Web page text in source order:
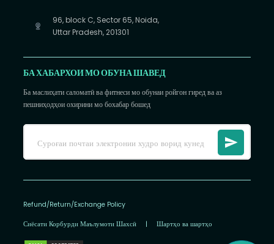
96, block C, Sector 65, Noida,
Uttar Pradesh, 201301
БА ХАБАРХОИ МО ОБУНА ШАВЕД
Ба маслиҳати саломатӣ ва фитнеси мо обунаи ройгон гиред ва аз
пешниҳодҳои охирини мо бохабар бошед
Refund/Return/Exchange Policy
Сиёсати Корбурди Маълумоти Шахсӣ | Шартҳо ва шартҳо